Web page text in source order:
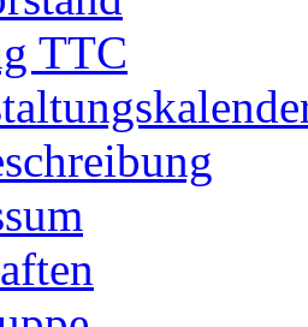
TTC